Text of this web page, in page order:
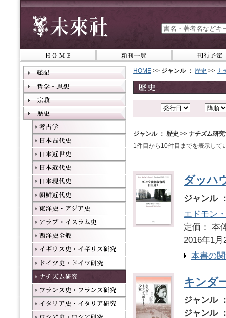
HOME >> ジャンル ： 歴史 >> ナ
ジャンル ： 歴史 >> ナチズム研究
1件目から10件目までを表示して
ダッハ
ジャンル
エドモン
定価：
2016年1月
本書の
キンダ
ジャンル
ジャンル